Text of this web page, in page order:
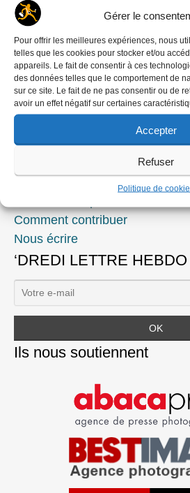
Gérer le
Pour offrir les meilleures expériences, nous
telles que les cookies pour stocker et/ou
appareils. Le fait de consentir à ces
des données telles que le comportement de
sur ce site. Le fait de ne pas consentir ou de
avoir un effet négatif sur certaines
Accepter
Refuser
Politique de
juin
RECHERCHER
Rechercher :
Mot de passe oublié ?
Comment contribuer
Nous écrire
‘DREDI LETTRE HEBDO
Ils nous soutiennent